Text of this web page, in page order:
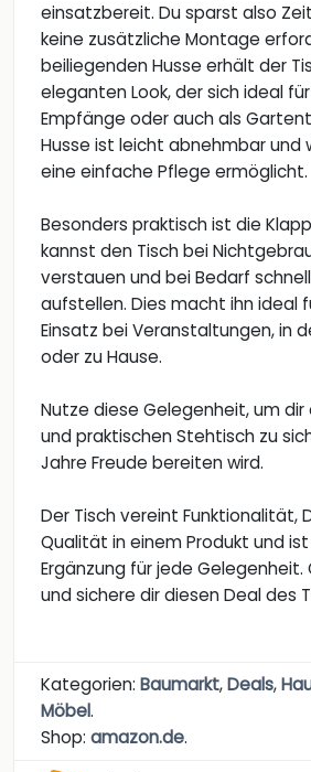
einsatzbereit. Du sparst also
keine zusätzliche Montage
beiliegenden Husse erhält der
eleganten Look, der sich ideal
Empfänge oder auch als
Husse ist leicht abnehmbar und
eine einfache Pflege ermöglicht.
Besonders praktisch ist die
kannst den Tisch bei
verstauen und bei Bedarf
aufstellen. Dies macht ihn ideal
Einsatz bei Veranstaltungen, in
oder zu Hause.
Nutze diese Gelegenheit, um
und praktischen Stehtisch zu
Jahre Freude bereiten wird.
Der Tisch vereint Funktionalität,
Qualität in einem Produkt und
Ergänzung für jede
und sichere dir diesen Deal des
Kategorien: Baumarkt,Deals,
Möbel.
Shop: amazon.de.